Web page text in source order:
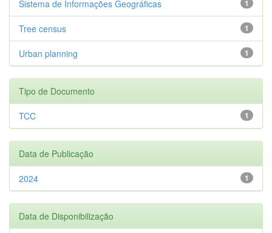
1
Sistema de Informações Geográficas
1
Tree census
1
Urban planning
Tipo de Documento
1
TCC
Data de Publicação
1
2024
Data de Disponibilização